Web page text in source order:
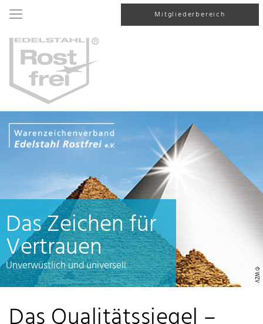
Mitgliederbereich
© WZV
Das Zeichen für
Vertrauen
Unverwüstlich und universell